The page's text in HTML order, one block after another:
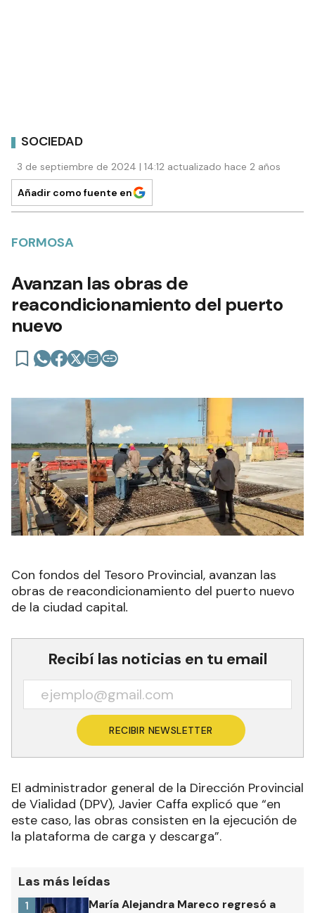
SOCIEDAD
3 de septiembre de 2024 | 14:12 actualizado hace 2 años
Añadir como fuente en
FORMOSA
Avanzan las obras de
reacondicionamiento del puerto
nuevo
Con fondos del Tesoro Provincial, avanzan las
obras de reacondicionamiento del puerto nuevo
de la ciudad capital.
Recibí las noticias en tu email
RECIBIR NEWSLETTER
El administrador general de la Dirección Provincial
de Vialidad (DPV), Javier Caffa explicó que “en
este caso, las obras consisten en la ejecución de
la plataforma de carga y descarga”.
Las más leídas
María Alejandra Mareco regresó a
1